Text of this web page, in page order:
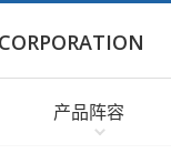
产品阵容